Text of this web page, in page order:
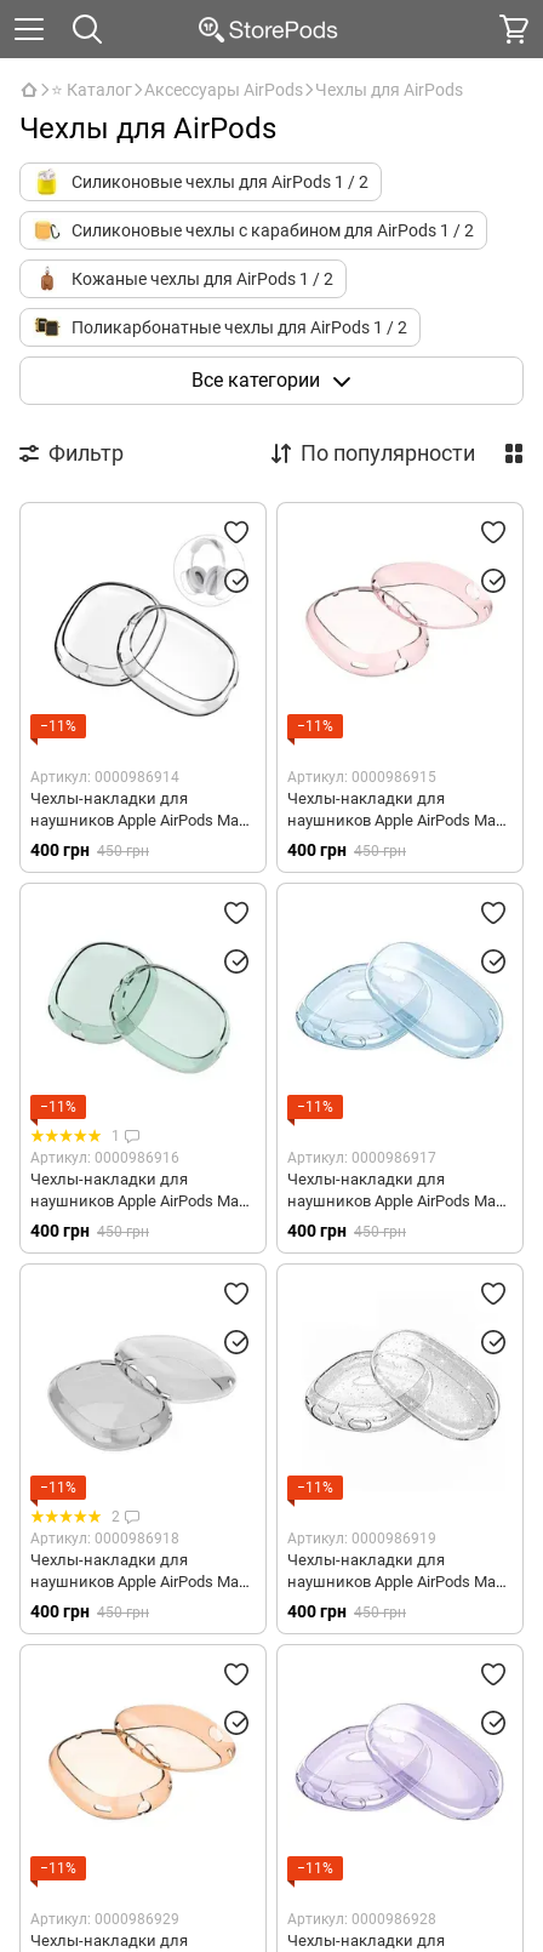
⭐ Каталог Аксессуары AirPods Чехлы для AirPods
Чехлы для AirPods
Силиконовые чехлы для AirPods 1 / 2
Силиконовые чехлы с карабином для AirPods 1 / 2
Кожаные чехлы для AirPods 1 / 2
Поликарбонатные чехлы для AirPods 1 / 2
Полиуретановые чехлы для AirPods 1 / 2
Поликарбонатные чехлы для AirPods 3
Полиуретановые чехлы для AirPods 3
Кожаные чехлы для AirPods Pro 1/2
Поликарбонатные чехлы для AirPods Pro 1
Силиконовые чехлы для AirPods Pro 2
Поликарбонатные чехлы для AirPods Pro 2
Полиуретановые чехлы для AirPods Pro 2
Чехлы с MagSafe для AirPods Pro 2
Чехлы для AirPods Max
Чехлы-накладки для AirPods Max
Чехлы с MagSafe для AirPods 4
Силиконовые чехлы для AirPods 4
Кожаные чехлы для AirPods 4
Поликарбонатные чехлы для AirPods 4
Силиконовые чехлы со шнурком для AirPods Pro 3
Чехлы с MagSafe для AirPods Pro 3
Поликарбонатные чехлы для AirPods Pro 3
Кожаные чехлы для AirPods Pro 3
Все категории
Фильтр По популярности
−11%
Артикул: 0000986914
Чехлы-накладки для
наушников Apple AirPods Max -
Прозрачные
400 грн 450 грн
−11%
Артикул: 0000986915
Чехлы-накладки для
наушников Apple AirPods Max -
Розовые
400 грн 450 грн
−11%
1
Артикул: 0000986916
Чехлы-накладки для
наушников Apple AirPods Max -
Зеленые
400 грн 450 грн
−11%
Артикул: 0000986917
Чехлы-накладки для
наушников Apple AirPods Max -
Синие
400 грн 450 грн
−11%
2
Артикул: 0000986918
Чехлы-накладки для
наушников Apple AirPods Max -
Черные
400 грн 450 грн
−11%
Артикул: 0000986919
Чехлы-накладки для
наушников Apple AirPods Max -
Блестящие
400 грн 450 грн
−11%
Артикул: 0000986929
Чехлы-накладки для
−11%
Артикул: 0000986928
Чехлы-накладки для